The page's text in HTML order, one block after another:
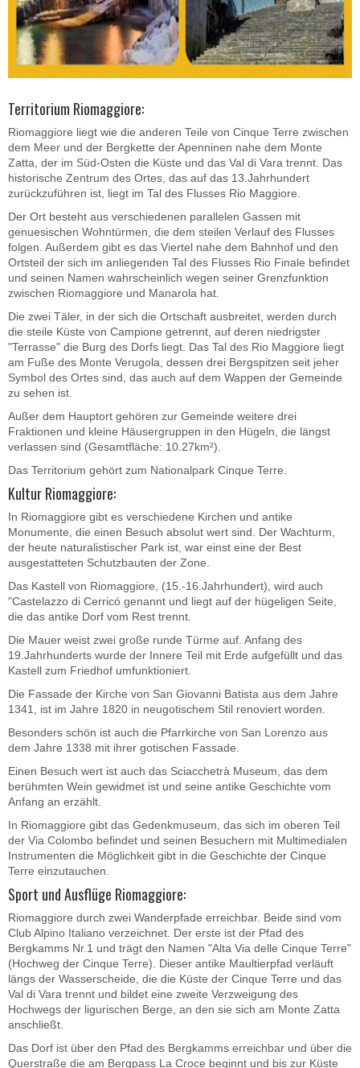
Territorium Riomaggiore:
Riomaggiore liegt wie die anderen Teile von Cinque Terre zwischen
dem Meer und der Bergkette der Apenninen nahe dem Monte
Zatta, der im Süd-Osten die Küste und das Val di Vara trennt. Das
historische Zentrum des Ortes, das auf das 13.Jahrhundert
zurückzuführen ist, liegt im Tal des Flusses Rio Maggiore.
Der Ort besteht aus verschiedenen parallelen Gassen mit
genuesischen Wohntürmen, die dem steilen Verlauf des Flusses
folgen. Außerdem gibt es das Viertel nahe dem Bahnhof und den
Ortsteil der sich im anliegenden Tal des Flusses Rio Finale befindet
und seinen Namen wahrscheinlich wegen seiner Grenzfunktion
zwischen Riomaggiore und Manarola hat.
Die zwei Täler, in der sich die Ortschaft ausbreitet, werden durch
die steile Küste von Campione getrennt, auf deren niedrigster
"Terrasse" die Burg des Dorfs liegt. Das Tal des Rio Maggiore liegt
am Fuße des Monte Verugola, dessen drei Bergspitzen seit jeher
Symbol des Ortes sind, das auch auf dem Wappen der Gemeinde
zu sehen ist.
Außer dem Hauptort gehören zur Gemeinde weitere drei
Fraktionen und kleine Häusergruppen in den Hügeln, die längst
verlassen sind (Gesamtfläche: 10.27km²).
Das Territorium gehört zum Nationalpark Cinque Terre.
Kultur Riomaggiore:
In Riomaggiore gibt es verschiedene Kirchen und antike
Monumente, die einen Besuch absolut wert sind. Der Wachturm,
der heute naturalistischer Park ist, war einst eine der Best
ausgestatteten Schutzbauten der Zone.
Das Kastell von Riomaggiore, (15.-16.Jahrhundert), wird auch
"Castelazzo di Cerricó genannt und liegt auf der hügeligen Seite,
die das antike Dorf vom Rest trennt.
Die Mauer weist zwei große runde Türme auf. Anfang des
19.Jahrhunderts wurde der Innere Teil mit Erde aufgefüllt und das
Kastell zum Friedhof umfunktioniert.
Die Fassade der Kirche von San Giovanni Batista aus dem Jahre
1341, ist im Jahre 1820 in neugotischem Stil renoviert worden.
Besonders schön ist auch die Pfarrkirche von San Lorenzo aus
dem Jahre 1338 mit ihrer gotischen Fassade.
Einen Besuch wert ist auch das Sciacchetrà Museum, das dem
berühmten Wein gewidmet ist und seine antike Geschichte vom
Anfang an erzählt.
In Riomaggiore gibt das Gedenkmuseum, das sich im oberen Teil
der Via Colombo befindet und seinen Besuchern mit Multimedialen
Instrumenten die Möglichkeit gibt in die Geschichte der Cinque
Terre einzutauchen.
Sport und Ausflüge Riomaggiore:
Riomaggiore durch zwei Wanderpfade erreichbar. Beide sind vom
Club Alpino Italiano verzeichnet. Der erste ist der Pfad des
Bergkamms Nr.1 und trägt den Namen "Alta Via delle Cinque Terre"
(Hochweg der Cinque Terre). Dieser antike Maultierpfad verläuft
längs der Wasserscheide, die die Küste der Cinque Terre und das
Val di Vara trennt und bildet eine zweite Verzweigung des
Hochwegs der ligurischen Berge, an den sie sich am Monte Zatta
anschließt.
Das Dorf ist über den Pfad des Bergkamms erreichbar und über die
Querstraße die am Bergpass La Croce beginnt und bis zur Küste